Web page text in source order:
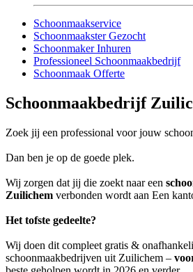
Schoonmaakservice
Schoonmaakster Gezocht
Schoonmaker Inhuren
Professioneel Schoonmaakbedrijf
Schoonmaak Offerte
Schoonmaakbedrijf
Zoek jij een professional voor jouw
Dan ben je op de goede plek.
Wij zorgen dat jij die zoekt naar een
Zuilichem verbonden wordt aan Een
Het tofste gedeelte?
Wij doen dit compleet gratis &
schoonmaakbedrijven uit Zuilichem –